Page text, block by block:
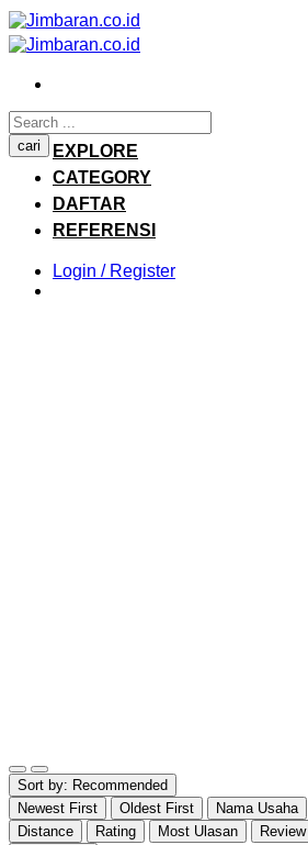
Skip
to
content
HOME
EXPLORE
CATEGORY
DAFTAR
REFERENSI
Login / Register
cari
Sort by: Recommended
Newest First
Oldest First Nama Usaha
Distance
Rating Most Ulasan